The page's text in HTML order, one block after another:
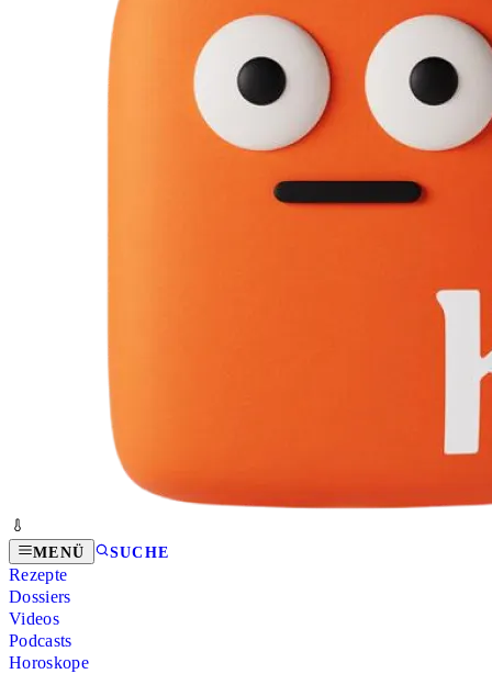
MENÜ SUCHE
Rezepte
Dossiers
Videos
Podcasts
Horoskope